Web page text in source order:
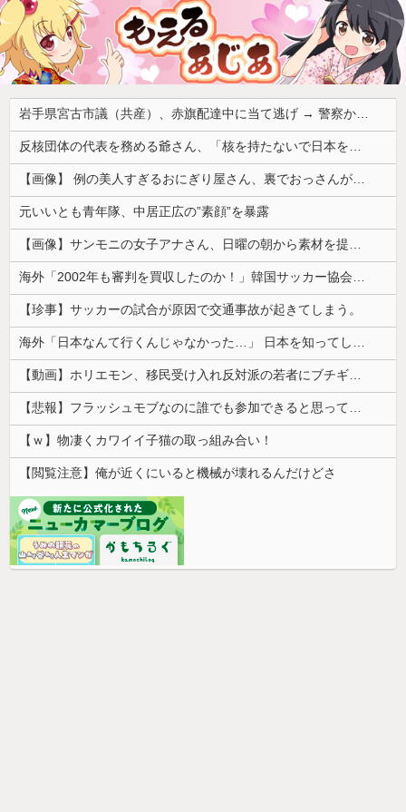
岩手県宮古市議（共産）、赤旗配達中に当て逃げ → 警察から連絡が来て宮古署を訪れ事情聴取
反核団体の代表を務める爺さん、「核を持たないで日本を守れますか」と中学生に詰問された結果……
【画像】 例の美人すぎるおにぎり屋さん、裏でおっさんが握っていたｗｗｗｗｗｗｗｗｗｗｗｗｗｗｗｗｗ
元いいとも青年隊、中居正広の”素顔”を暴露
【画像】サンモニの女子アナさん、日曜の朝から素材を提供してしまう
海外「2002年も審判を買収したのか！」韓国サッカー協会による国際試合の審判買収が発覚し大騒ぎ！【海外の反応】
【珍事】サッカーの試合が原因で交通事故が起きてしまう。
海外「日本なんて行くんじゃなかった…」 日本を知ってしまったディズニー信者、帰国後『本家』に失望する事態に
【動画】ホリエモン、移民受け入れ反対派の若者にブチギレ→スタジオ誰も反論できず沈黙w
【悲報】フラッシュモブなのに誰でも参加できると思って乱入した結果ｗｗｗｗｗｗｗｗｗｗ
【ｗ】物凄くカワイイ子猫の取っ組み合い！
【閲覧注意】俺が近くにいると機械が壊れるんだけどさ